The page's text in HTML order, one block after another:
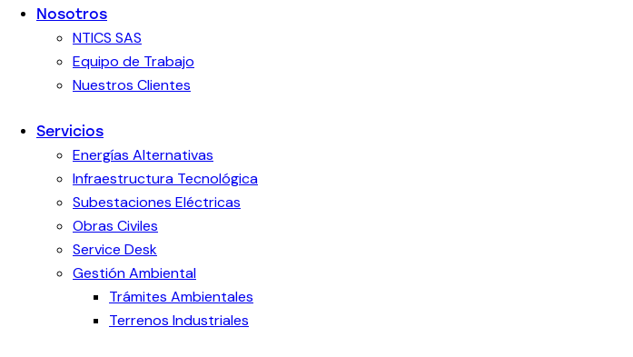
Nosotros
NTICS SAS
Equipo de Trabajo
Nuestros Clientes
Servicios
Energías Alternativas
Infraestructura Tecnológica
Subestaciones Eléctricas
Obras Civiles
Service Desk
Gestión Ambiental
Trámites Ambientales
Terrenos Industriales